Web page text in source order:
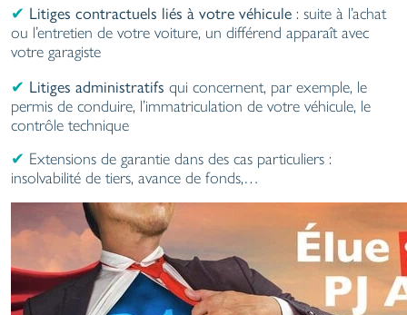
✔ Litiges contractuels liés à votre véhicule : suite à l’achat
ou l’entretien de votre voiture, un différend apparaît avec
votre garagiste
✔ Litiges administratifs qui concernent, par exemple, le
permis de conduire, l’immatriculation de votre véhicule, le
contrôle technique
✔ Extensions de garantie dans des cas particuliers :
insolvabilité de tiers, avance de fonds,…